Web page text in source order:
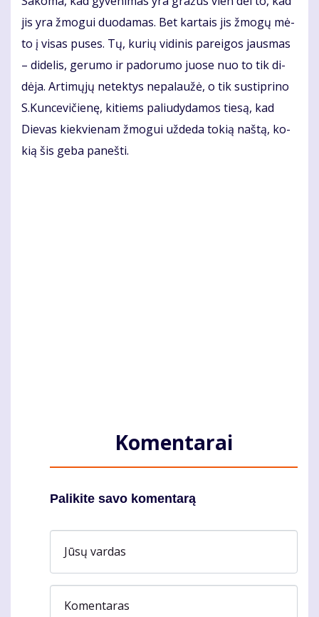
jis yra žmo­gui duo­da­mas. Bet kar­tais jis žmo­gų mė­
to į vi­sas pu­ses. Tų, ku­rių vi­di­nis pa­rei­gos jaus­mas
– di­de­lis, ge­ru­mo ir pa­do­ru­mo juo­se nuo to tik di­
dė­ja. Ar­ti­mų­jų ne­tek­tys ne­pa­lau­žė, o tik su­stip­ri­no
S.Kun­ce­vi­čie­nę, ki­tiems pa­liu­dy­da­mos tie­są, kad
Die­vas kiek­vie­nam žmo­gui už­de­da to­kią naš­tą, ko­
kią šis ge­ba pa­neš­ti.
Komentarai
Palikite savo komentarą
Jūsų vardas
Komentaras